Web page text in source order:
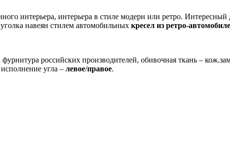
интерьера, интерьера в стиле модерн или ретро.
навеян стилем автомобильных кресел из ретро-
российских производителей, обивочная ткань –
угла – левое/правое.